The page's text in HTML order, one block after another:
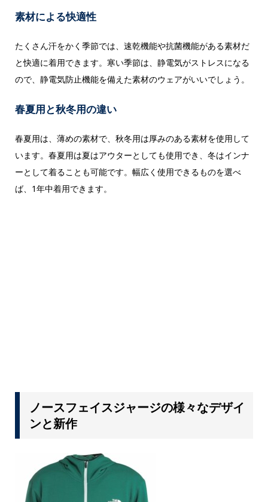
素材による快適性
たくさん汗をかく季節では、速乾機能や抗菌機能がある素材だ
と快適に着用できます。寒い季節は、静電気がストレスになる
ので、静電気防止機能を備えた素材のウェアがいいでしょう。
春夏用と秋冬用の違い
春夏用は、薄めの素材で、秋冬用は厚みのある素材を使用して
います。春夏用は夏はアウターとしても使用でき、冬はインナ
ーとして着ることも可能です。幅広く使用できるものを選べ
ば、1年中着用できます。
ノースフェイスジャージの様々なデザイ
ンと新作